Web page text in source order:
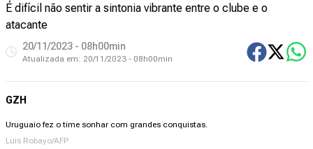
É difícil não sentir a sintonia vibrante entre o clube e o
atacante
20/11/2023 - 08h00min
Atualizada em: 20/11/2023 - 08h00min
GZH
Uruguaio fez o time sonhar com grandes conquistas.
Luis Robayo/AFP